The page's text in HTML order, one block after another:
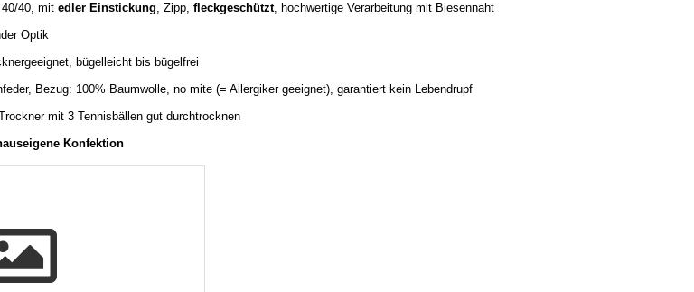
40, mit edler Einstickung, Zipp, fleckgeschützt, hochwertige Verarbeitung mit Biesennaht
Optik
bügelleicht bis bügelfrei
, Bezug: 100% Baumwolle, no mite (= Allergiker geeignet), garantiert kein Lebendrupf
mit 3 Tennisbällen gut durchtrocknen
Konfektion